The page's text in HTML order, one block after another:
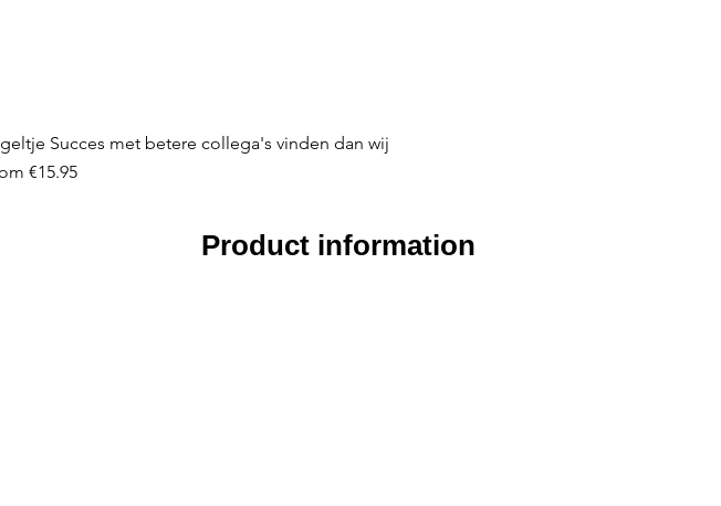
Succes met betere collega's vinden dan wij
€15.95
Price
Product information